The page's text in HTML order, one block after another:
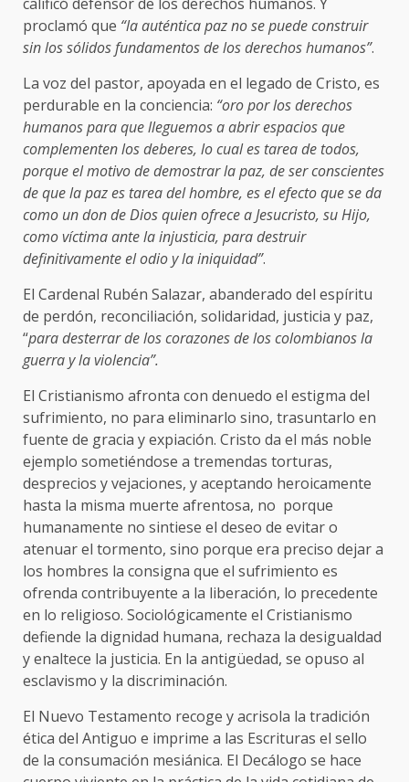
proclamó que “la auténtica paz no se puede construir
sin los sólidos fundamentos de los derechos humanos”.
La voz del pastor, apoyada en el legado de Cristo, es
perdurable en la conciencia: “oro por los derechos
humanos para que lleguemos a abrir espacios que
complementen los deberes, lo cual es tarea de todos,
porque el motivo de demostrar la paz, de ser conscientes
de que la paz es tarea del hombre, es el efecto que se da
como un don de Dios quien ofrece a Jesucristo, su Hijo,
como víctima ante la injusticia, para destruir
definitivamente el odio y la iniquidad”.
El Cardenal Rubén Salazar, abanderado del espíritu
de perdón, reconciliación, solidaridad, justicia y paz,
“para desterrar de los corazones de los colombianos la
guerra y la violencia”.
El Cristianismo afronta con denuedo el estigma del
sufrimiento, no para eliminarlo sino, trasuntarlo en
fuente de gracia y expiación. Cristo da el más noble
ejemplo sometiéndose a tremendas torturas,
desprecios y vejaciones, y aceptando heroicamente
hasta la misma muerte afrentosa, no porque
humanamente no sintiese el deseo de evitar o
atenuar el tormento, sino porque era preciso dejar a
los hombres la consigna que el sufrimiento es
ofrenda contribuyente a la liberación, lo precedente
en lo religioso. Sociológicamente el Cristianismo
defiende la dignidad humana, rechaza la desigualdad
y enaltece la justicia. En la antigüedad, se opuso al
esclavismo y la discriminación.
El Nuevo Testamento recoge y acrisola la tradición
ética del Antiguo e imprime a las Escrituras el sello
de la consumación mesiánica. El Decálogo se hace